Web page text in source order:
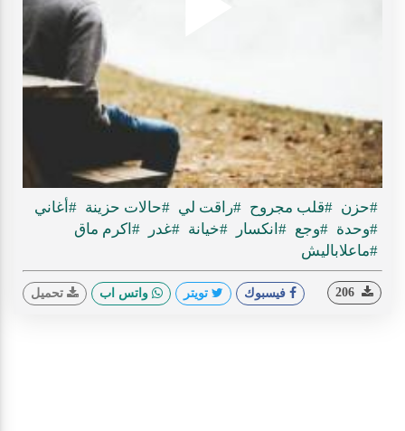
Play
#حزن #قلب مجروح #راقت لي #حالات حزينة #أغاني
#وحدة #وجع #انكسار #خيانة #غدر
#اكرم ماق
#ماعلاباليش
فيسبوك تويتر واتس اب تحميل